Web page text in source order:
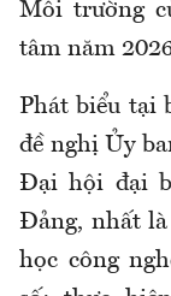
Môi trường
tâm năm
Phát biểu tại
đề nghị Ủy
Đại hội đại
Đảng, nhất
học công